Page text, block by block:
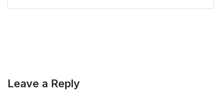
Leave a Reply